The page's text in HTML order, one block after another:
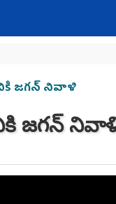
జగన్ నివాళి
జగన్